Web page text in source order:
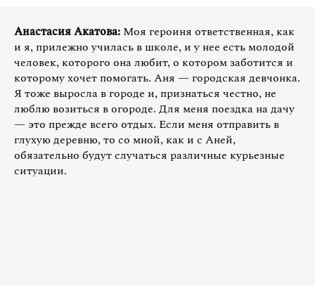
Анастасия Акатова: Моя героиня ответственная, как
и я, прилежно училась в школе, и у нее есть молодой
человек, которого она любит, о котором заботится и
которому хочет помогать. Аня — городская девчонка.
Я тоже выросла в городе и, признаться честно, не
люблю возиться в огороде. Для меня поездка на дачу
— это прежде всего отдых. Если меня отправить в
глухую деревню, то со мной, как и с Аней,
обязательно будут случаться различные курьезные
ситуации.